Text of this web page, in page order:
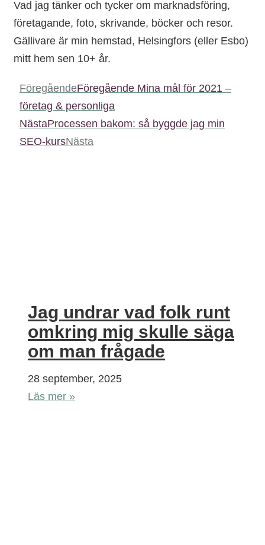
Vad jag tänker och tycker om marknadsföring,
företagande, foto, skrivande, böcker och resor.
Gällivare är min hemstad, Helsingfors (eller Esbo)
mitt hem sen 10+ år.
FöregåendeFöregående Mina mål för 2021 –
företag & personliga
NästaProcessen bakom: så byggde jag min
SEO-kursNästa
Jag undrar vad folk runt
omkring mig skulle säga
om man frågade
28 september, 2025
Läs mer »